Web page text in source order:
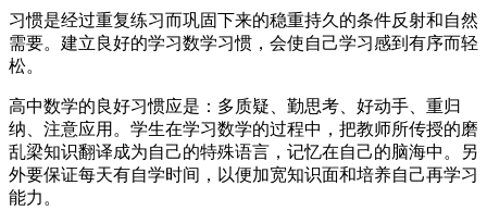
习惯是经过重复练习而巩固下来的稳重持久的条件反射和自然
需要。建立良好的学习数学习惯，会使自己学习感到有序而轻
松。
高中数学的良好习惯应是：多质疑、勤思考、好动手、重归
纳、注意应用。学生在学习数学的过程中，把教师所传授的磨
乱梁知识翻译成为自己的特殊语言，记忆在自己的脑海中。另
外要保证每天有自学时间，以便加宽知识面和培养自己再学习
能力。